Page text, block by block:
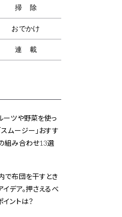
掃除
おでかけ
連載
ーツや野菜を使っ
スムージー」おすす
組み合わせ13選
で布団を干すとき
イデア。押さえるべ
イントは？